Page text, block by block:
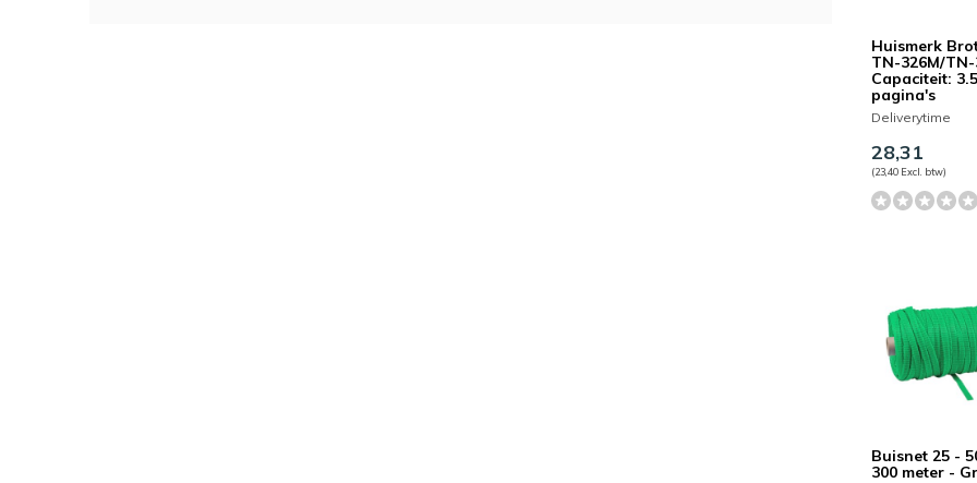
Huismerk
TN-326M/TN-
Capaciteit:
pagina's
Deliverytime
28,31
(23,40 Excl. btw)
Buisnet 25 -
300 meter -